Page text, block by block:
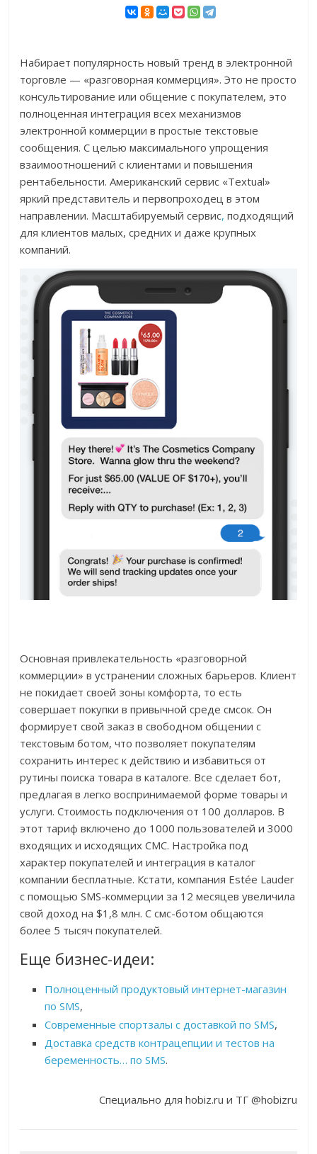
Набирает популярность новый тренд в электронной
торговле — «разговорная коммерция». Это не просто
консультирование или общение с покупателем, это
полноценная интеграция всех механизмов
электронной коммерции в простые текстовые
сообщения. С целью максимального упрощения
взаимоотношений с клиентами и повышения
рентабельности. Американский сервис «Textual»
яркий представитель и первопроходец в этом
направлении. Масштабируемый сервис, подходящий
для клиентов малых, средних и даже крупных
компаний.
Основная привлекательность «разговорной
коммерции» в устранении сложных барьеров. Клиент
не покидает своей зоны комфорта, то есть
совершает покупки в привычной среде смсок. Он
формирует свой заказ в свободном общении с
текстовым ботом, что позволяет покупателям
сохранить интерес к действию и избавиться от
рутины поиска товара в каталоге. Все сделает бот,
предлагая в легко воспринимаемой форме товары и
услуги. Стоимость подключения от 100 долларов. В
этот тариф включено до 1000 пользователей и 3000
входящих и исходящих СМС. Настройка под
характер покупателей и интеграция в каталог
компании бесплатные. Кстати, компания Estée Lauder
с помощью SMS-коммерции за 12 месяцев увеличила
свой доход на $1,8 млн. С смс-ботом общаются
более 5 тысяч покупателей.
Еще бизнес-идеи:
Полноценный продуктовый интернет-магазин
по SMS,
Современные спортзалы с доставкой по SMS,
Доставка средств контрацепции и тестов на
беременность… по SMS.
Специально для hobiz.ru и ТГ @hobizru